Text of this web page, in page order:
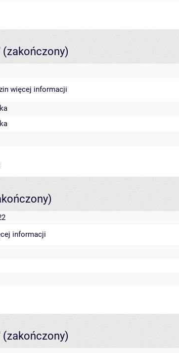
(zakończony)
więcej informacji
informacji
(zakończony)